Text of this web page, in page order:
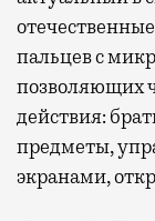
пальцев с
позволяющих
действия:
предметы,
экранами,